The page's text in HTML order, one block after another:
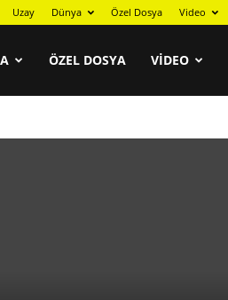
Uzay Dünya Özel Dosya Video
ÖZEL DOSYA VIDEO